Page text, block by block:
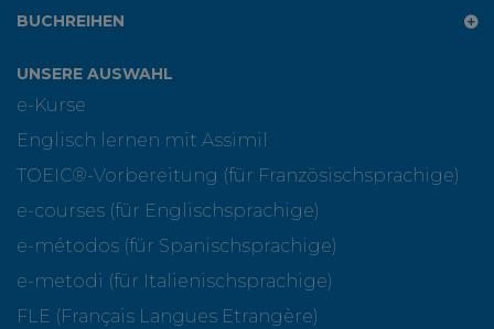
BUCHREIHEN
UNSERE AUSWAHL
e-Kurse
Englisch lernen mit Assimil
TOEIC®-Vorbereitung (für Französischsprachige)
e-courses (für Englischsprachige)
e-métodos (für Spanischsprachige)
e-metodi (für Italienischsprachige)
FLE (Français Langues Etrangère)